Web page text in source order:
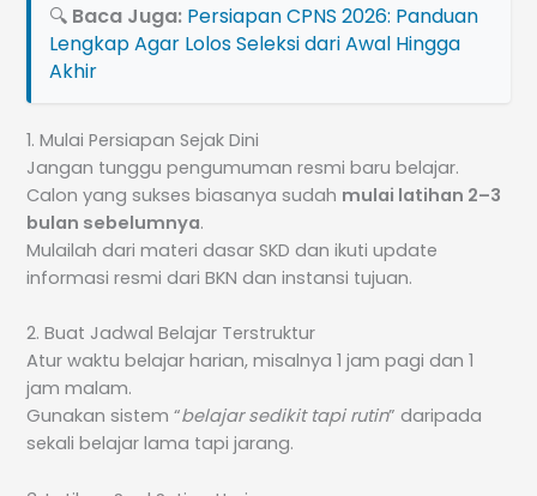
🔍 Baca Juga: Persiapan CPNS 2026: Panduan
Lengkap Agar Lolos Seleksi dari Awal Hingga
Akhir
1. Mulai Persiapan Sejak Dini
Jangan tunggu pengumuman resmi baru belajar.
Calon yang sukses biasanya sudah mulai latihan 2–3
bulan sebelumnya.
Mulailah dari materi dasar SKD dan ikuti update
informasi resmi dari BKN dan instansi tujuan.
2. Buat Jadwal Belajar Terstruktur
Atur waktu belajar harian, misalnya 1 jam pagi dan 1
jam malam.
Gunakan sistem “belajar sedikit tapi rutin” daripada
sekali belajar lama tapi jarang.